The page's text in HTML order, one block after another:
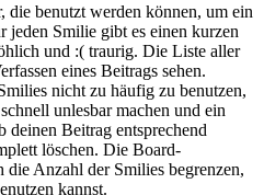
die benutzt werden können, um ein
jeden Smilie gibt es einen kurzen
und :( traurig. Die Liste aller
eines Beitrags sehen.
nicht zu häufig zu benutzen,
unlesbar machen und ein
deinen Beitrag entsprechend
löschen. Die Board-
Anzahl der Smilies begrenzen,
kannst.